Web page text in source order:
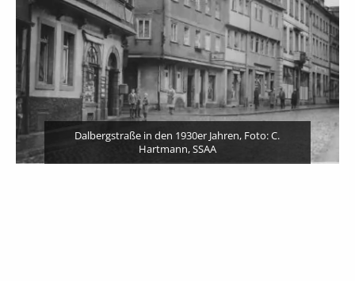
Dalbergstraße in den 1930er Jahren, Foto: C.
Hartmann, SSAA